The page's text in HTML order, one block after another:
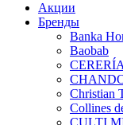
Акции
Бренды
Banka
Baobab
Christian
Collines
CULTI